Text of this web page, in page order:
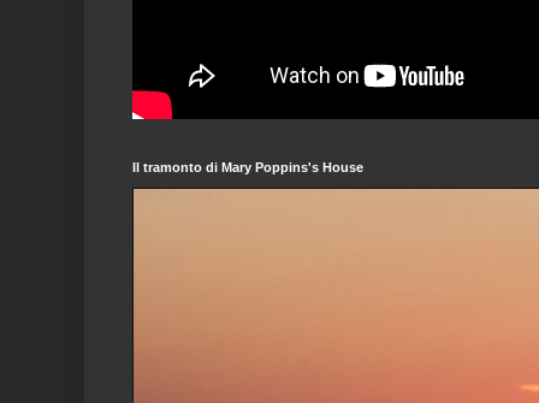
Il tramonto di Mary Poppins's House